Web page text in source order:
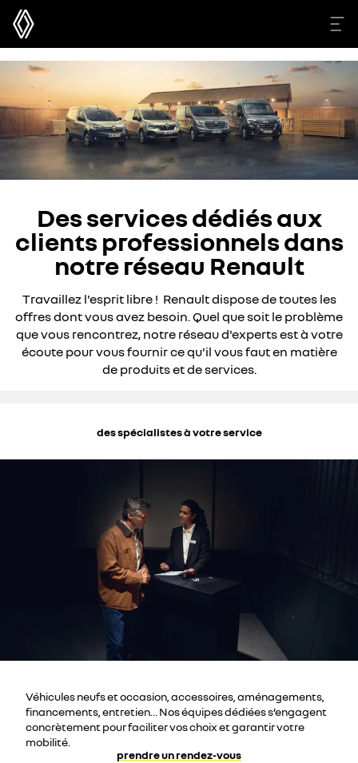
Des services dédiés aux
clients professionnels dans
notre réseau Renault
Travaillez l'esprit libre ! Renault dispose de toutes les
offres dont vous avez besoin. Quel que soit le problème
que vous rencontrez, notre réseau d'experts est à votre
écoute pour vous fournir ce qu'il vous faut en matière
de produits et de services.
des spécialistes à votre service
Véhicules neufs et occasion, accessoires, aménagements,
financements, entretien… Nos équipes dédiées s’engagent
concrètement pour faciliter vos choix et garantir votre
mobilité.
prendre un rendez-vous